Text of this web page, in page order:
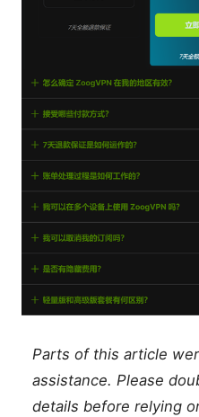
Parts of this article
assistance. Please
details before relying